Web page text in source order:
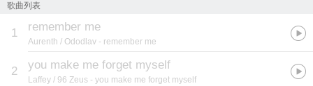
歌曲列表
1 remember me
Aurenth / Ododlav - remember me
2 you make me forget myself
Laffey / 96 Zeus - you make me forget myself